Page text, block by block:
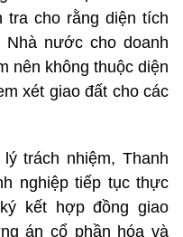
tra cho rằng diện tích
nước cho doanh
nên không thuộc diện
xét giao đất cho các
trách nhiệm, Thanh
nghiệp tiếp tục thực
kết hợp đồng giao
án cổ phần hóa và